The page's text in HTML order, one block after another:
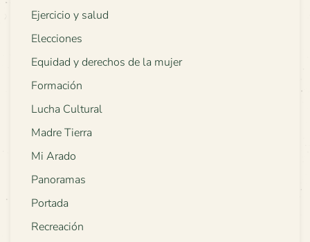
Ejercicio y salud
Elecciones
Equidad y derechos de la mujer
Formación
Lucha Cultural
Madre Tierra
Mi Arado
Panoramas
Portada
Recreación